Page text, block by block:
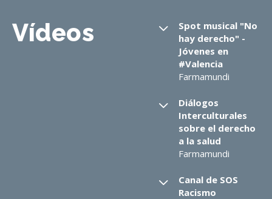
Vídeos
Spot musical "No
hay derecho" -
Jóvenes en
#Valencia
Farmamundi
Diálogos
Interculturales
sobre el derecho
a la salud
Farmamundi
Canal de SOS
Racismo